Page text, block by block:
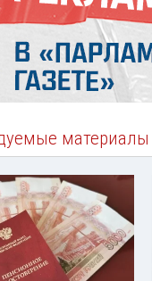
материалы